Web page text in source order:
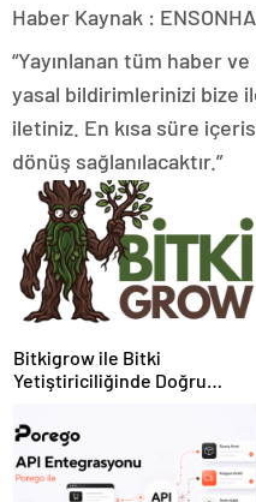
Haber Kaynak :
“Yayınlanan tüm haber
yasal bildirimlerinizi bize
iletiniz. En kısa süre
dönüş sağlanılacaktır.”
Bitkigrow ile Bitki
Yetiştiriciliğinde Doğru